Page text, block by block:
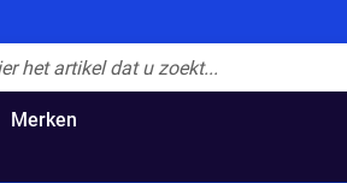
Merken